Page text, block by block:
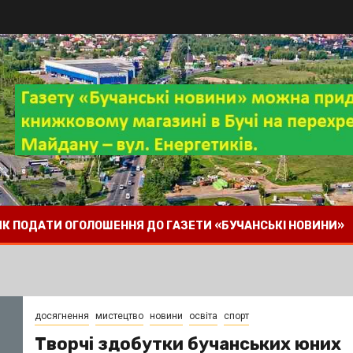
ПОДАТИ ОГОЛОШЕННЯ ДО ГАЗЕТИ «БУЧАНСЬКІ НОВИНИ»
досягнення мистецтво новини освіта спорт
Творчі здобутки бучанських юних